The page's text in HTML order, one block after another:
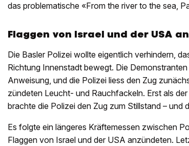
das problematische «From the river to the sea,
Flaggen von Israel und der USA
Die Basler Polizei wollte eigentlich verhindern,
Richtung Innenstadt bewegt. Die
Anweisung, und die Polizei liess den Zug
zündeten Leucht- und Rauchfackeln. Erst als
brachte die Polizei den Zug zum Stillstand – und
Es folgte ein längeres Kräftemessen zwischen
Flaggen von Israel und der USA anzündeten.